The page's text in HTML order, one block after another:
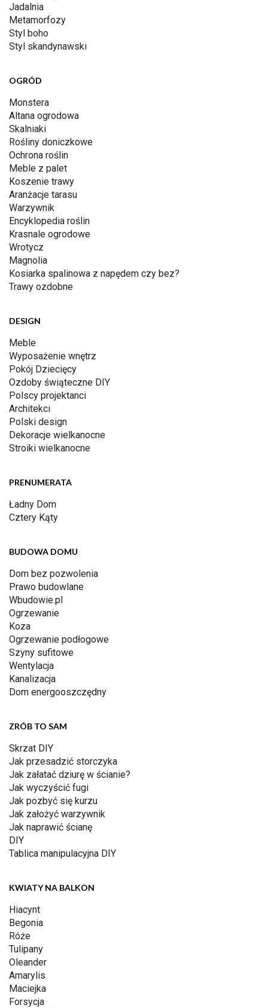
Jadalnia
Metamorfozy
Styl boho
Styl skandynawski
OGRÓD
Monstera
Altana ogrodowa
Skalniaki
Rośliny doniczkowe
Ochrona roślin
Meble z palet
Koszenie trawy
Aranżacje tarasu
Warzywnik
Encyklopedia roślin
Krasnale ogrodowe
Wrotycz
Magnolia
Kosiarka spalinowa z napędem czy bez?
Trawy ozdobne
DESIGN
Meble
Wyposażenie wnętrz
Pokój Dziecięcy
Ozdoby świąteczne DIY
Polscy projektanci
Architekci
Polski design
Dekoracje wielkanocne
Stroiki wielkanocne
PRENUMERATA
Ładny Dom
Cztery Kąty
BUDOWA DOMU
Dom bez pozwolenia
Prawo budowlane
Wbudowie.pl
Ogrzewanie
Koza
Ogrzewanie podłogowe
Szyny sufitowe
Wentylacja
Kanalizacja
Dom energooszczędny
ZRÓB TO SAM
Skrzat DIY
Jak przesadzić storczyka
Jak załatać dziurę w ścianie?
Jak wyczyścić fugi
Jak pozbyć się kurzu
Jak założyć warzywnik
Jak naprawić ścianę
DIY
Tablica manipulacyjna DIY
KWIATY NA BALKON
Hiacynt
Begonia
Róże
Tulipany
Oleander
Amarylis
Maciejka
Forsycja